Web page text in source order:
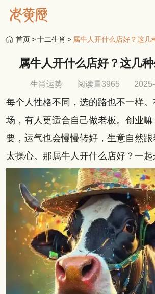
首页>十二生肖 > 属牛人开什么店好？这几
属牛人开什么店好？这几
生肖运势 阅读量3965
每个人性格不同，选的路也不一样
场，有人更适合自己做老板。创业
要，运气也会慢慢转好，生意自然
太操心。那属牛人开什么店好？一起